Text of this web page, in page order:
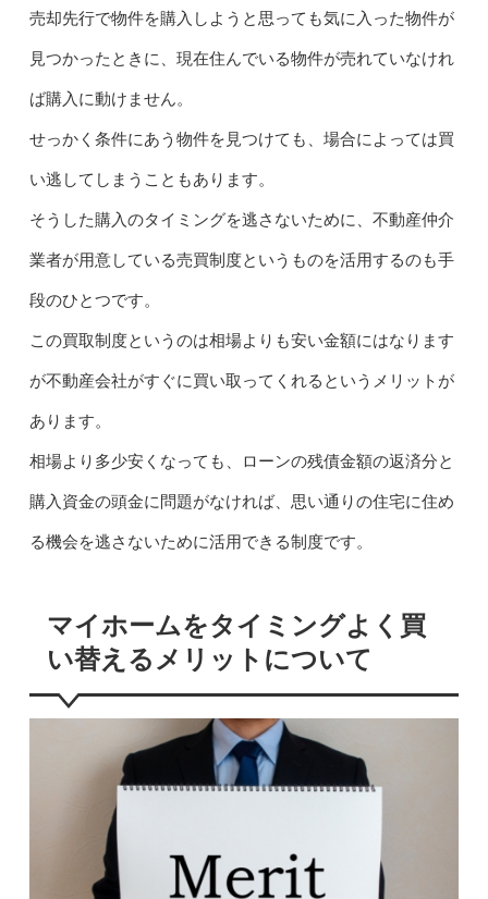
売却先行で物件を購入しようと思っても気に入った物件が
見つかったときに、現在住んでいる物件が売れていなけれ
ば購入に動けません。
せっかく条件にあう物件を見つけても、場合によっては買
い逃してしまうこともあります。
そうした購入のタイミングを逃さないために、不動産仲介
業者が用意している売買制度というものを活用するのも手
段のひとつです。
この買取制度というのは相場よりも安い金額にはなります
が不動産会社がすぐに買い取ってくれるというメリットが
あります。
相場より多少安くなっても、ローンの残債金額の返済分と
購入資金の頭金に問題がなければ、思い通りの住宅に住め
る機会を逃さないために活用できる制度です。
マイホームをタイミングよく買
い替えるメリットについて